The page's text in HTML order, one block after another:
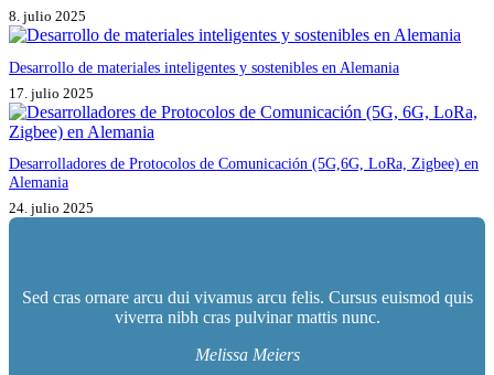
8. julio 2025
Desarrollo de materiales inteligentes y sostenibles en Alemania
17. julio 2025
Desarrolladores de Protocolos de Comunicación (5G,6G, LoRa, Zigbee) en
Alemania
24. julio 2025
Sed cras ornare arcu dui vivamus arcu felis. Cursus euismod quis
viverra nibh cras pulvinar mattis nunc.
Melissa Meiers